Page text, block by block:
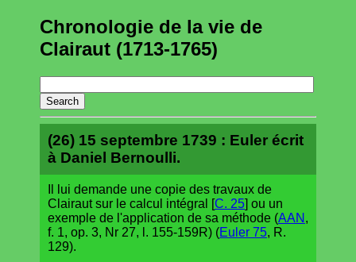
Chronologie de la vie de
Clairaut (1713-1765)
(26) 15 septembre 1739 : Euler écrit
à Daniel Bernoulli.
Il lui demande une copie des travaux de
Clairaut sur le calcul intégral [C. 25] ou un
exemple de l'application de sa méthode (AAN ,
f. 1, op. 3, Nr 27, l. 155-159R) (Euler 75, R.
129).